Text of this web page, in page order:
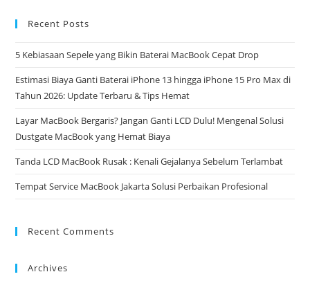
Recent Posts
5 Kebiasaan Sepele yang Bikin Baterai MacBook Cepat Drop
Estimasi Biaya Ganti Baterai iPhone 13 hingga iPhone 15 Pro Max di
Tahun 2026: Update Terbaru & Tips Hemat
Layar MacBook Bergaris? Jangan Ganti LCD Dulu! Mengenal Solusi
Dustgate MacBook yang Hemat Biaya
Tanda LCD MacBook Rusak : Kenali Gejalanya Sebelum Terlambat
Tempat Service MacBook Jakarta Solusi Perbaikan Profesional
Recent Comments
Archives